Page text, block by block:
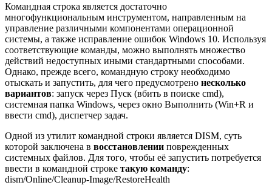
Командная строка является достаточно
многофункциональным инструментом, направленным на
управление различными компонентами операционной
системы, а также исправление ошибок Windows 10. Используя
соответствующие команды, можно выполнять множество
действий недоступных иными стандартными способами.
Однако, прежде всего, командную строку необходимо
отыскать и запустить, для чего предусмотрено несколько
вариантов: запуск через Пуск (вбить в поиске cmd),
системная папка Windows, через окно Выполнить (Win+R и
ввести cmd), диспетчер задач.
Одной из утилит командной строки является DISM, суть
которой заключена в восстановлении поврежденных
системных файлов. Для того, чтобы её запустить потребуется
ввести в командной строке такую команду:
dism/Online/Cleanup-Image/RestoreHealth